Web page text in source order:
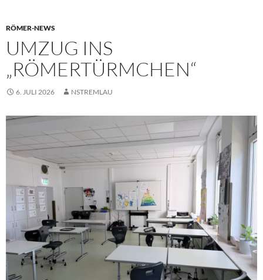
RÖMER-NEWS
UMZUG INS
„RÖMERTÜRMCHEN“
6. JULI 2026 NSTREMLAU